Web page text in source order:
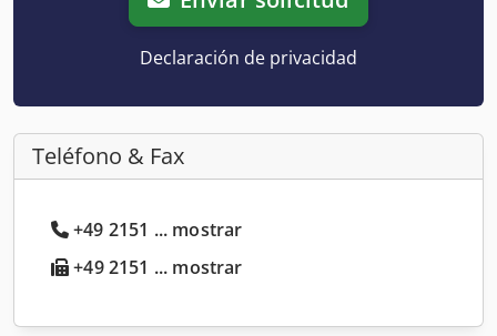
Declaración de privacidad
Teléfono & Fax
+49 2151 ... mostrar
+49 2151 ... mostrar